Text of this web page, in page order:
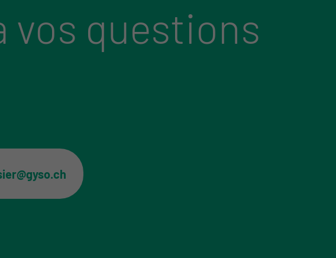
vos questions